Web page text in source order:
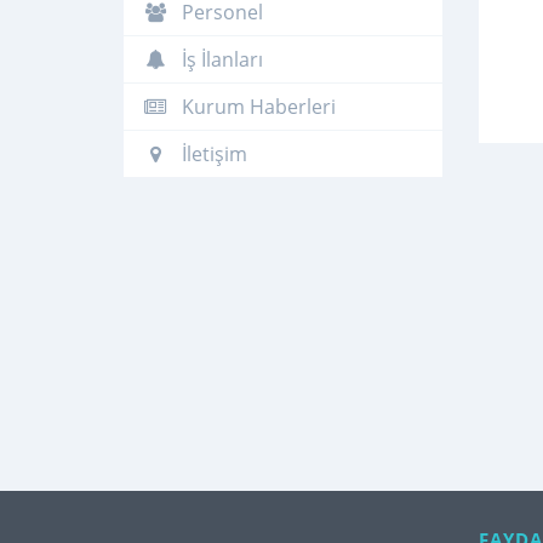
Personel
İş İlanları
Kurum Haberleri
İletişim